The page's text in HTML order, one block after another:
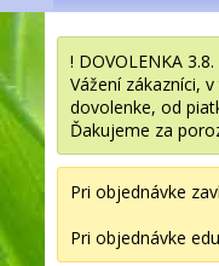
! DOVOLENKA
Vážení zákazníci,
dovolenke, od
Ďakujeme za
Pri objednávke
Pri objednávke